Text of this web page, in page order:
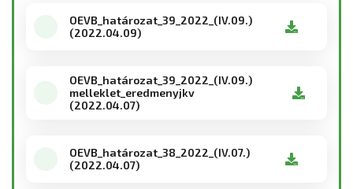
OEVB_határozat_39_2022_(IV.09.)
(2022.04.09)
OEVB_határozat_39_2022_(IV.09.)
melleklet_eredmenyjkv
(2022.04.07)
OEVB_határozat_38_2022_(IV.07.)
(2022.04.07)